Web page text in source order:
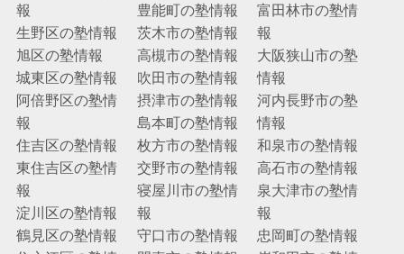
報
生野区の塾情報
旭区の塾情報
城東区の塾情報
阿倍野区の塾情
報
住吉区の塾情報
東住吉区の塾情
報
淀川区の塾情報
鶴見区の塾情報
豊能町の塾情報
茨木市の塾情報
高槻市の塾情報
吹田市の塾情報
摂津市の塾情報
島本町の塾情報
枚方市の塾情報
交野市の塾情報
寝屋川市の塾情
報
守口市の塾情報
富田林市の塾情
報
大阪狭山市の塾
情報
河内長野市の塾
情報
和泉市の塾情報
高石市の塾情報
泉大津市の塾情
報
忠岡町の塾情報